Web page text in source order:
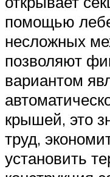
помощью
несложных
позволяют
вариантом
крышей, это
труд,
установить